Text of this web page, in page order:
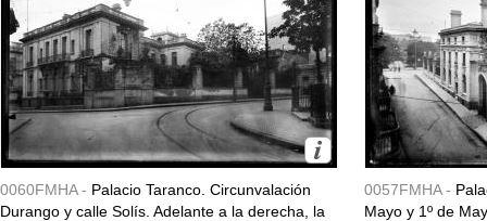
0060FMHA - Palacio Taranco. Circunvalación
Durango y calle Solís. Adelante a la derecha, la
0057FMHA -
Mayo y 1º de